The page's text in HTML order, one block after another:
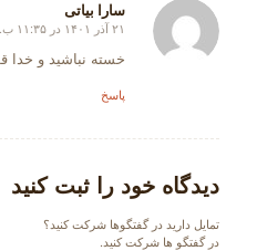
سارا بیاتی
گفته:۲۱ آذر ۱۴۰۱ در ۱۱:۳۵ ب.ظ
خسته نباشید و خدا
پاسخ
دیدگاه خود را ثبت کنید
تمایل دارید در گفتگوها شرکت کنید؟
در گفتگو ها شرکت کنید.